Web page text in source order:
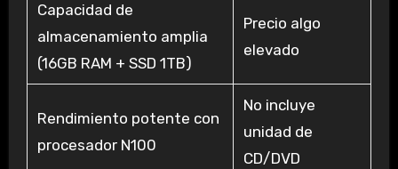
Capacidad de
almacenamiento amplia
(16GB RAM + SSD 1TB)
Precio algo
elevado
Rendimiento potente con
procesador N100
No incluye
unidad de
CD/DVD